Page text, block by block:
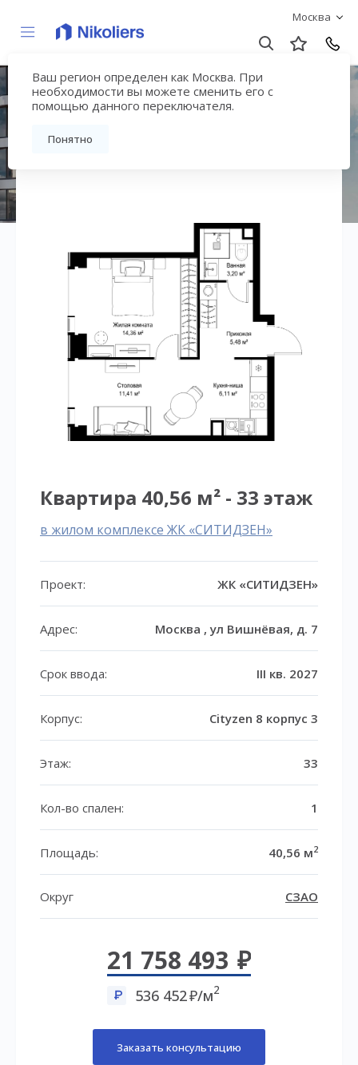
Москва
Ваш регион определен как Москва. При
необходимости вы можете сменить его с
помощью данного переключателя.
Понятно
ЖК «СИТИДЗЕН»
Вернуться на страницу жилого комплекса
Квартира 40,56 м² - 33 этаж
в жилом комплексе ЖК «СИТИДЗЕН»
Проект: ЖК «СИТИДЗЕН»
Адрес: Москва , ул Вишнёвая, д. 7
Срок ввода: III кв. 2027
Корпус: Cityzen 8 корпус 3
Этаж: 33
Кол-во спален: 1
Площадь: 40,56 м2
Округ СЗАО
21 758 493
536 452 /м2
Заказать консультацию